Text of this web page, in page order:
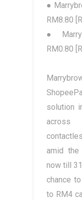
●
RM8.80
●
RM0.80
solution
across
amid the
now till
chance
to RM4